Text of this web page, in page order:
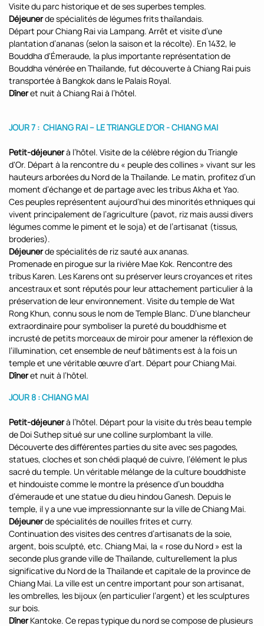
Visite du parc historique et de ses superbes temples.
Déjeunerde spécialités de légumes frits thaïlandais.
Départ pour Chiang Rai via Lampang. Arrêt et visite d’une
plantation d’ananas (selon la saison et la récolte). En 1432, le
Bouddha d'Émeraude, la plus importante représentation de
Bouddha vénérée en Thaïlande, fut découverte à Chiang Rai puis
transportée à Bangkok dans le Palais Royal.
Dîneret nuit à Chiang Rai à l’hôtel.
JOUR 7 : CHIANG RAI – LE TRIANGLE D'OR - CHIANG MAI
Petit-déjeunerà l’hôtel. Visite de la célèbre région du Triangle
d'Or. Départ à la rencontre du « peuple des collines » vivant sur les
hauteurs arborées du Nord de la Thaïlande. Le matin, profitez d’un
moment d’échange et de partage avec les tribus Akha et Yao.
Ces peuples représentent aujourd’hui des minorités ethniques qui
vivent principalement de l’agriculture (pavot, riz mais aussi divers
légumes comme le piment et le soja) et de l’artisanat (tissus,
broderies).
Déjeunerde spécialités de riz sauté aux ananas.
Promenade en pirogue sur la rivière Mae Kok. Rencontre des
tribus Karen. Les Karens ont su préserver leurs croyances et rites
ancestraux et sont réputés pour leur attachement particulier à la
préservation de leur environnement. Visite du temple de Wat
Rong Khun, connu sous le nom de Temple Blanc. D’une blancheur
extraordinaire pour symboliser la pureté du bouddhisme et
incrusté de petits morceaux de miroir pour amener la réflexion de
l’illumination, cet ensemble de neuf bâtiments est à la fois un
temple et une véritable œuvre d’art. Départ pour Chiang Mai.
Dîneret nuit à l’hôtel.
JOUR 8 : CHIANG MAI
Petit-déjeunerà l’hôtel. Départ pour la visite du très beau temple
de Doi Suthep situé sur une colline surplombant la ville.
Découverte des différentes parties du site avec ses pagodes,
statues, cloches et son chédi plaqué de cuivre, l’élément le plus
sacré du temple. Un véritable mélange de la culture bouddhiste
et hindouiste comme le montre la présence d’un bouddha
d’émeraude et une statue du dieu hindou Ganesh. Depuis le
temple, il y a une vue impressionnante sur la ville de Chiang Mai.
Déjeunerde spécialités de nouilles frites et curry.
Continuation des visites des centres d’artisanats de la soie,
argent, bois sculpté, etc. Chiang Mai, la « rose du Nord » est la
seconde plus grande ville de Thaïlande, culturellement la plus
significative du Nord de la Thaïlande et capitale de la province de
Chiang Mai. La ville est un centre important pour son artisanat,
les ombrelles, les bijoux (en particulier l’argent) et les sculptures
sur bois.
DînerKantoke. Ce repas typique du nord se compose de plusieurs